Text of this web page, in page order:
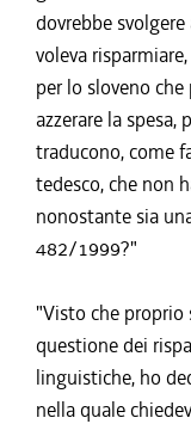
dovrebbe
voleva
per lo sloveno
azzerare la
traducono, come
tedesco, che non
nonostante sia
482/1999?"
"Visto che proprio
questione dei
linguistiche, ho
nella quale